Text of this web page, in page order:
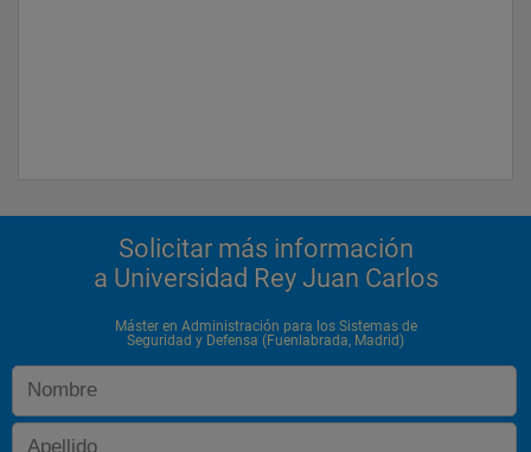
Solicitar más información
a Universidad Rey Juan Carlos
Máster en Administración para los Sistemas de
Seguridad y Defensa (Fuenlabrada, Madrid)